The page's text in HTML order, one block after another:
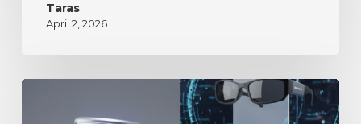
Taras
April 2, 2026